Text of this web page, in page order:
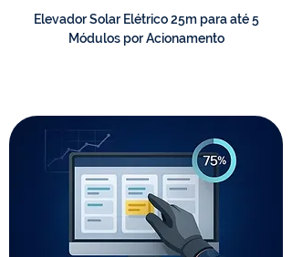
Elevador Solar Elétrico 25m para até 5
Módulos por Acionamento